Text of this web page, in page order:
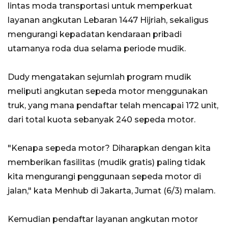
lintas moda transportasi untuk memperkuat
layanan angkutan Lebaran 1447 Hijriah, sekaligus
mengurangi kepadatan kendaraan pribadi
utamanya roda dua selama periode mudik.
Dudy mengatakan sejumlah program mudik
meliputi angkutan sepeda motor menggunakan
truk, yang mana pendaftar telah mencapai 172 unit,
dari total kuota sebanyak 240 sepeda motor.
"Kenapa sepeda motor? Diharapkan dengan kita
memberikan fasilitas (mudik gratis) paling tidak
kita mengurangi penggunaan sepeda motor di
jalan," kata Menhub di Jakarta, Jumat (6/3) malam.
Kemudian pendaftar layanan angkutan motor